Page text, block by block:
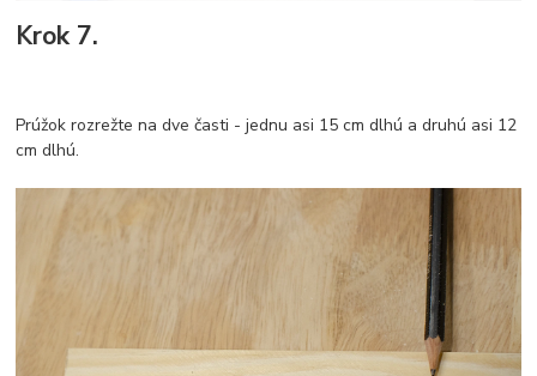
Krok 7.
Prúžok rozrežte na dve časti - jednu asi 15 cm dlhú a druhú asi 12
cm dlhú.